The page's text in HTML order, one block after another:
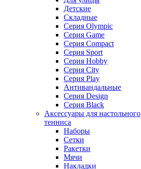
Детские
Складные
Серия Olympic
Серия Game
Серия Compact
Серия Sport
Серия Hobby
Серия City
Серия Play
Антивандальные
Серия Design
Серия Black
Аксессуары для настольного
тенниса
Наборы
Сетки
Ракетки
Мячи
Накладки